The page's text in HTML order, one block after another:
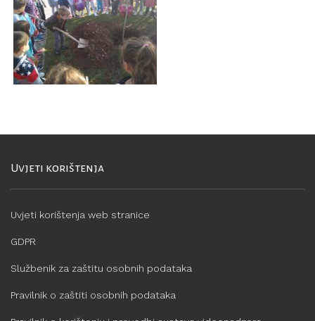
Uvjeti korištenja
Uvjeti korištenja web stranice
GDPR
Službenik za zaštitu osobnih podataka
Pravilnik o zaštiti osobnih podataka